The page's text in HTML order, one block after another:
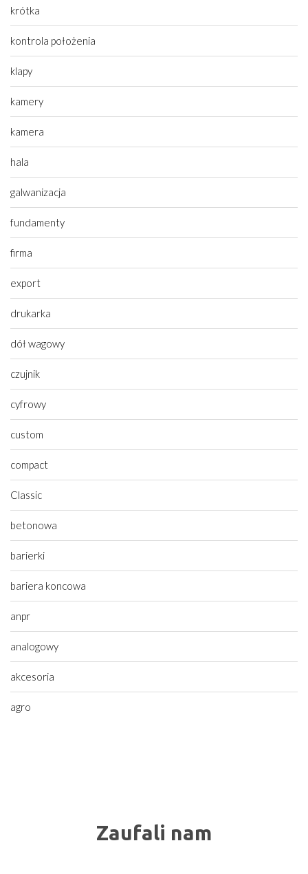
krótka
kontrola położenia
klapy
kamery
kamera
hala
galwanizacja
fundamenty
firma
export
drukarka
dół wagowy
czujnik
cyfrowy
custom
compact
Classic
betonowa
barierki
bariera koncowa
anpr
analogowy
akcesoria
agro
Zaufali nam